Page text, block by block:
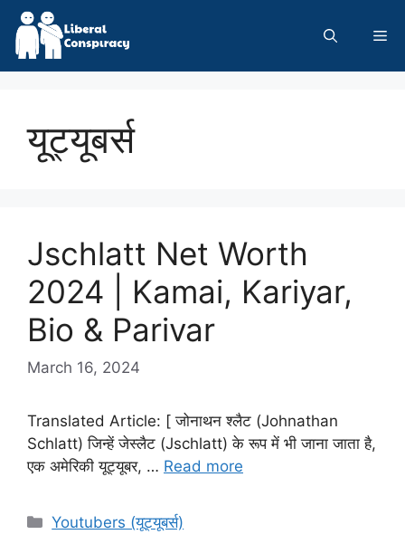
Skip
content
यूट्यूबर्स
Jschlatt Net Worth
2024 | Kamai, Kariyar,
Bio & Parivar
March 16, 2024
Translated Article: [ जोनाथन श्लैट (Johnathan
Schlatt) जिन्हें जेस्लैट (Jschlatt) के रूप में भी जाना जाता है,
एक अमेरिकी यूट्यूबर, … Read more
Categories
Youtubers (यूट्यूबर्स)